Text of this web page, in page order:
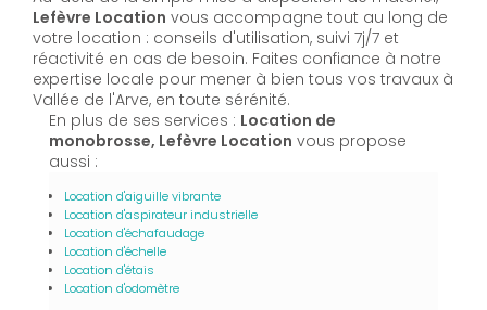
Lefèvre Location vous accompagne tout au long de
votre location : conseils d'utilisation, suivi 7j/7 et
réactivité en cas de besoin. Faites confiance à notre
expertise locale pour mener à bien tous vos travaux à
Vallée de l'Arve, en toute sérénité.
En plus de ses services : Location de
monobrosse, Lefèvre Location vous propose
aussi :
Location d'aiguille vibrante
Location d'aspirateur industrielle
Location d'échafaudage
Location d'échelle
Location d'étais
Location d'odomètre